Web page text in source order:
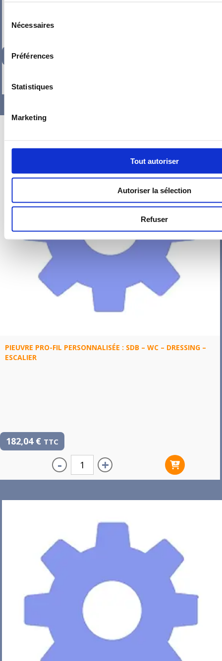
Nécessaires
Préférences
Statistiques
Marketing
Tout autoriser
Autoriser la sélection
Refuser
200,46€ TTC
PIEUVRE PRO-FIL PERSONNALISÉE : SDB – WC – DRESSING –
ESCALIER
182,04 € TTC
- +